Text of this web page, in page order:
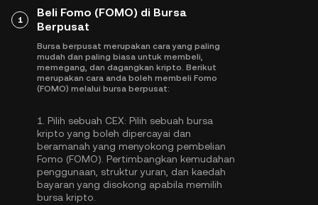
1
Beli Fomo (FOMO) di Bursa
Berpusat
Bursa berpusat merupakan cara yang paling
mudah dan paling biasa untuk membeli,
memegang, dan dagangkan kripto. Berikut
merupakan cara anda boleh membeli Fomo
(FOMO) melalui bursa berpusat:
1. Pilih sebuah CEX: Pilih sebuah bursa
kripto yang boleh dipercayai dan
beramanah yang menyokong pembelian
Fomo (FOMO). Pertimbangkan kemudahan
penggunaan, struktur yuran, dan kaedah
bayaran yang disokong apabila memilih
bursa kripto.